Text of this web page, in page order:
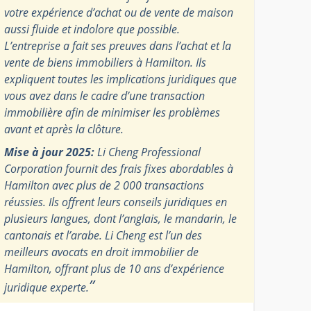
votre expérience d’achat ou de vente de maison
aussi fluide et indolore que possible.
L’entreprise a fait ses preuves dans l’achat et la
vente de biens immobiliers à Hamilton. Ils
expliquent toutes les implications juridiques que
vous avez dans le cadre d’une transaction
immobilière afin de minimiser les problèmes
avant et après la clôture.
Mise à jour 2025:Li Cheng Professional
Corporation fournit des frais fixes abordables à
Hamilton avec plus de 2 000 transactions
réussies. Ils offrent leurs conseils juridiques en
plusieurs langues, dont l’anglais, le mandarin, le
cantonais et l’arabe. Li Cheng est l’un des
meilleurs avocats en droit immobilier de
Hamilton, offrant plus de 10 ans d’expérience
juridique experte.”